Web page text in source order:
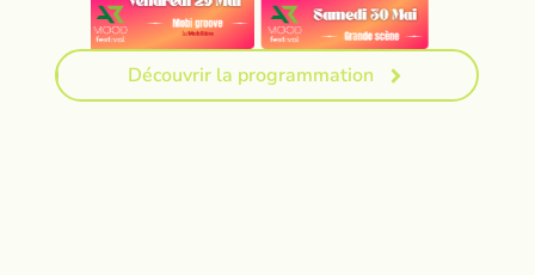
Découvrir la programmation